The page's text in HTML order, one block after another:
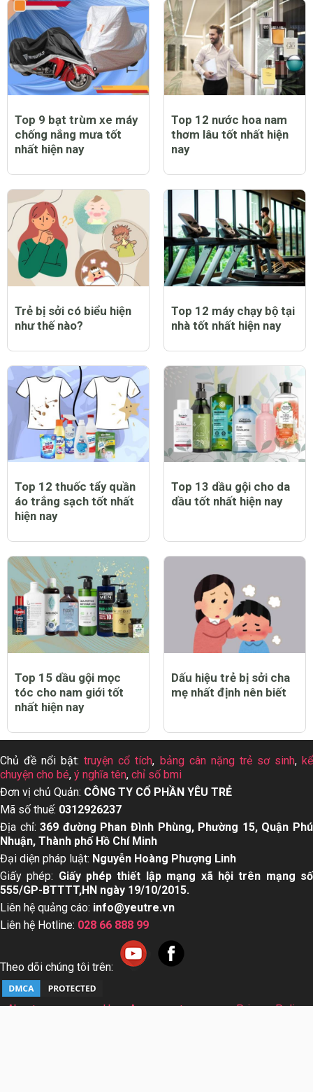
Top 9 bạt trùm xe máy
chống nắng mưa tốt
nhất hiện nay
Top 12 nước hoa nam
thơm lâu tốt nhất hiện
nay
Trẻ bị sởi có biểu hiện
như thế nào?
Top 12 máy chạy bộ tại
nhà tốt nhất hiện nay
Top 12 thuốc tẩy quần
áo trắng sạch tốt nhất
hiện nay
Top 13 dầu gội cho da
dầu tốt nhất hiện nay
Top 15 dầu gội mọc
tóc cho nam giới tốt
nhất hiện nay
Dấu hiệu trẻ bị sởi cha
mẹ nhất định nên biết
Chủ đề nổi bật:truyện cổ tích, bảng cân nặng trẻ sơ sinh,kể
chuyện cho bé, ý nghĩa tên, chỉ số bmi
Đơn vị chủ Quản: CÔNG TY CỔ PHẦN YÊU TRẺ
Mã số thuế: 0312926237
Địa chỉ:369 đường Phan Đình Phùng, Phường 15, Quận Phú
Nhuận, Thành phố Hồ Chí Minh
Đại diện pháp luật: Nguyễn Hoàng Phượng Linh
Giấy phép: Giấy phép thiết lập mạng xã hội trên mạng số
555/GP-BTTTT,HN ngày 19/10/2015.
Liên hệ quảng cáo: info@yeutre.vn
Liên hệ Hotline: 028 66 888 99
Theo dõi chúng tôi trên:
About us User Agreement
Privacy Policy